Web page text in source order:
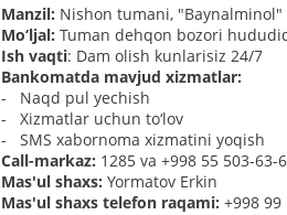
Manzil: Nishon tumani, "Baynalminol"
Mo‘ljal: Tuman dehqon bozori
Ish vaqti: Dam olish kunlarisiz 24/7
Bankomatda mavjud xizmatlar:
- Naqd pul yechish
- Xizmatlar uchun to‘lov
- SMS xabornoma xizmatini yoqish
Call-markaz: 1285 va +998 55 503-63-
Mas'ul shaxs: Yormatov Erkin
Mas'ul shaxs telefon raqami: +998 99